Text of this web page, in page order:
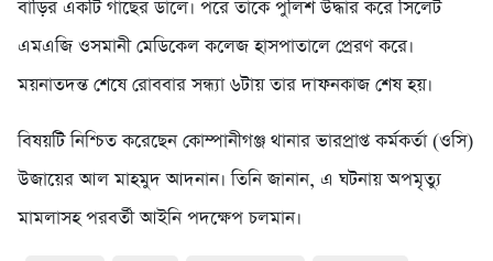
বাড়ির একটি গাছের ডালে। পরে তাকে পুলিশ উদ্ধার করে সিলেট
এমএজি ওসমানী মেডিকেল কলেজ হাসপাতালে প্রেরণ করে।
ময়নাতদন্ত শেষে রোববার সন্ধ্যা ৬টায় তার দাফনকাজ শেষ হয়।
বিষয়টি নিশ্চিত করেছেন কোম্পানীগঞ্জ থানার ভারপ্রাপ্ত কর্মকর্তা (ওসি)
উজায়ের আল মাহমুদ আদনান। তিনি জানান, এ ঘটনায় অপমৃত্যু
মামলাসহ পরবর্তী আইনি পদক্ষেপ চলমান।